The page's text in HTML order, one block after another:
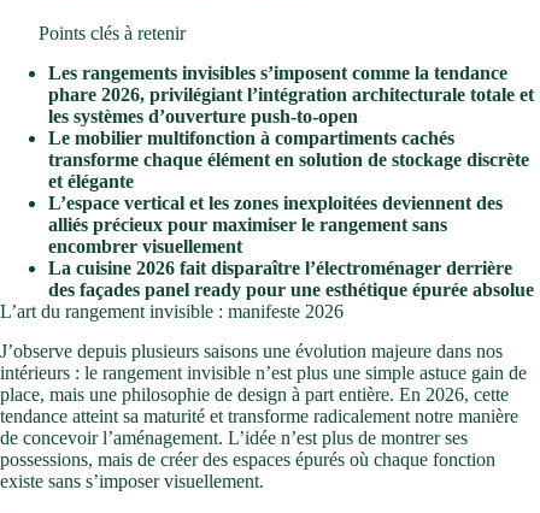
Points clés à retenir
Les rangements invisibles s’imposent comme la tendance
phare 2026, privilégiant l’intégration architecturale totale et
les systèmes d’ouverture push-to-open
Le mobilier multifonction à compartiments cachés
transforme chaque élément en solution de stockage discrète
et élégante
L’espace vertical et les zones inexploitées deviennent des
alliés précieux pour maximiser le rangement sans
encombrer visuellement
La cuisine 2026 fait disparaître l’électroménager derrière
des façades panel ready pour une esthétique épurée absolue
L’art du rangement invisible : manifeste 2026
J’observe depuis plusieurs saisons une évolution majeure dans nos
intérieurs : le rangement invisible n’est plus une simple astuce gain de
place, mais une philosophie de design à part entière. En 2026, cette
tendance atteint sa maturité et transforme radicalement notre manière
de concevoir l’aménagement. L’idée n’est plus de montrer ses
possessions, mais de créer des espaces épurés où chaque fonction
existe sans s’imposer visuellement.